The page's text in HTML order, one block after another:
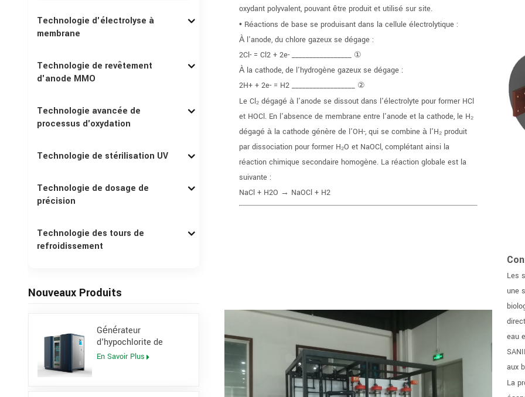
Technologie d'électrolyse à
membrane
Technologie de revêtement
d'anode MMO
Technologie avancée de
processus d'oxydation
Technologie de stérilisation UV
Technologie de dosage de
précision
Technologie des tours de
refroidissement
Nouveaux Produits
Générateur
d'hypochlorite de
sodium sur site à
En Savoir Plus
oxydant polyvalent, pouvant être produit et utilisé sur site.
• Réactions de base se produisant dans la cellule électrolytique :
À l'anode, du chlore gazeux se dégage :
2Cl- = Cl2 + 2e- _________________ ①
À la cathode, de l'hydrogène gazeux se dégage :
2H+ + 2e- = H2 __________________ ②
Le Cl₂ dégagé à l'anode se dissout dans l'électrolyte pour former HCl
et HOCl. En l'absence de membrane entre l'anode et la cathode, le H₂
dégagé à la cathode génère de l'OH-, qui se combine à l'H₂ produit
par dissociation pour former H₂O et NaOCl, complétant ainsi la
réaction chimique secondaire homogène. La réaction globale est la
suivante :
NaCl + H2O → NaOCl + H2
Les
une
eau
aux
La